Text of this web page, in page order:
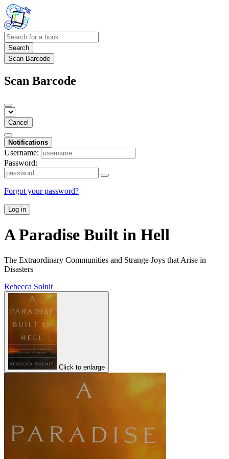
Search
Scan Barcode
Scan Barcode
Cancel
Notifications
Username:
Password:
Forgot your password?
Log in
A Paradise Built in Hell
The Extraordinary Communities and Strange Joys that Arise in
Disasters
Rebecca Solnit
Click to enlarge